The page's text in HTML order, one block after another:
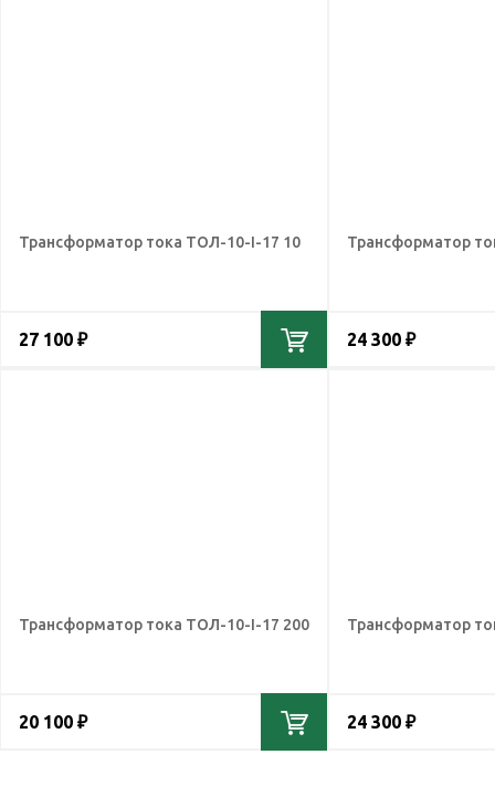
Трансформатор тока ТОЛ-10-I-17 10
27 100 ₽
Трансформатор
24 300 ₽
Трансформатор тока ТОЛ-10-I-17 200
20 100 ₽
Трансформатор
24 300 ₽